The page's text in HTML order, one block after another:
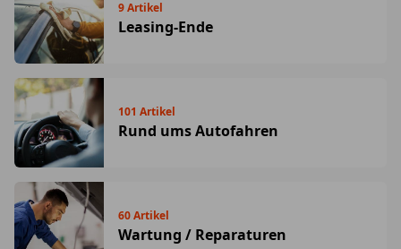
9Artikel
Leasing-Ende
101 Artikel
Rund ums Autofahren
60Artikel
Wartung / Reparaturen